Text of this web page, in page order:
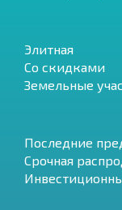
Элитная
Со скидками
Земельные
Последние
Срочная